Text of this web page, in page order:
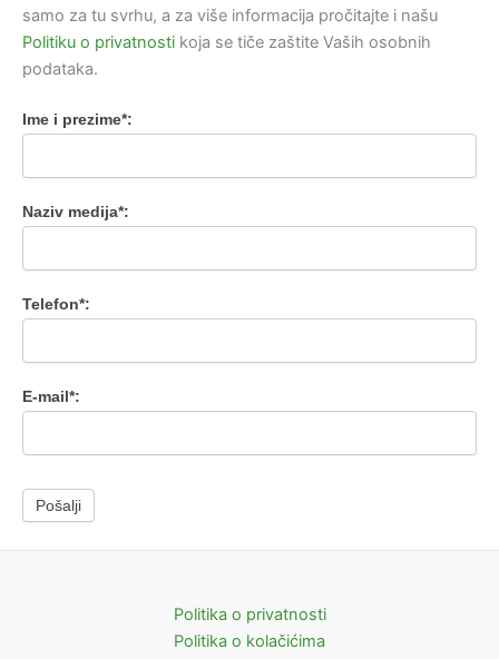
samo za tu svrhu, a za više informacija pročitajte i našu
Politiku o privatnosti koja se tiče zaštite Vaših osobnih
podataka.
Ime i prezime*:
Naziv medija*:
Telefon*:
E-mail*:
Politika o privatnosti
Politika o kolačićima